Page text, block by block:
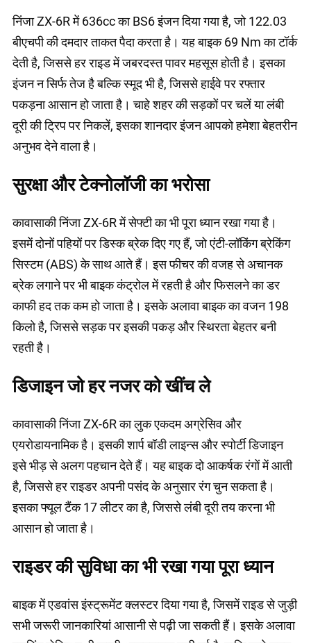
निंजा ZX-6R में 636cc का BS6 इंजन दिया गया है, जो 122.03
बीएचपी की दमदार ताकत पैदा करता है। यह बाइक 69 Nm का टॉर्क
देती है, जिससे हर राइड में जबरदस्त पावर महसूस होती है। इसका
इंजन न सिर्फ तेज है बल्कि स्मूद भी है, जिससे हाईवे पर रफ्तार
पकड़ना आसान हो जाता है। चाहे शहर की सड़कों पर चलें या लंबी
दूरी की ट्रिप पर निकलें, इसका शानदार इंजन आपको हमेशा बेहतरीन
अनुभव देने वाला है।
सुरक्षा और टेक्नोलॉजी का भरोसा
कावासाकी निंजा ZX-6R में सेफ्टी का भी पूरा ध्यान रखा गया है।
इसमें दोनों पहियों पर डिस्क ब्रेक दिए गए हैं, जो एंटी-लॉकिंग ब्रेकिंग
सिस्टम (ABS) के साथ आते हैं। इस फीचर की वजह से अचानक
ब्रेक लगाने पर भी बाइक कंट्रोल में रहती है और फिसलने का डर
काफी हद तक कम हो जाता है। इसके अलावा बाइक का वजन 198
किलो है, जिससे सड़क पर इसकी पकड़ और स्थिरता बेहतर बनी
रहती है।
डिजाइन जो हर नजर को खींच ले
कावासाकी निंजा ZX-6R का लुक एकदम अग्रेसिव और
एयरोडायनामिक है। इसकी शार्प बॉडी लाइन्स और स्पोर्टी डिजाइन
इसे भीड़ से अलग पहचान देते हैं। यह बाइक दो आकर्षक रंगों में आती
है, जिससे हर राइडर अपनी पसंद के अनुसार रंग चुन सकता है।
इसका फ्यूल टैंक 17 लीटर का है, जिससे लंबी दूरी तय करना भी
आसान हो जाता है।
राइडर की सुविधा का भी रखा गया पूरा ध्यान
बाइक में एडवांस इंस्ट्रूमेंट क्लस्टर दिया गया है, जिसमें राइड से जुड़ी
सभी जरूरी जानकारियां आसानी से पढ़ी जा सकती हैं। इसके अलावा